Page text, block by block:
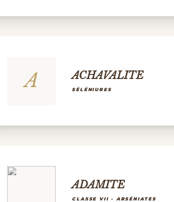
A ACHAVALITE
SÉLÉNIURES
ADAMITE
CLASSE VII - ARSÉNIATES